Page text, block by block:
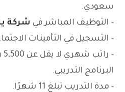
سعودي.
– التوظيف المباشر في شركة
– التسجيل في التأمينات
البرنامج التدريبي.
– مدة التدريب تبلغ 11 شهرًا.